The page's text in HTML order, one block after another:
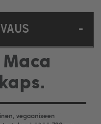
-
vegaaniseen